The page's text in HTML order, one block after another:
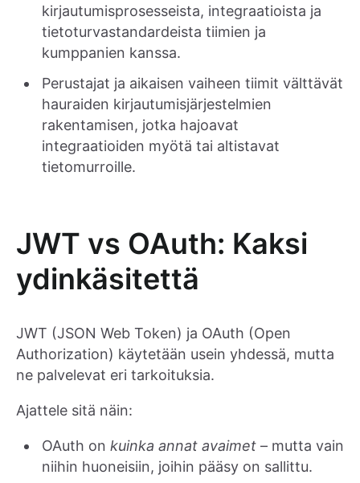
kirjautumisprosesseista, integraatioista ja
tietoturvastandardeista tiimien ja
kumppanien kanssa.
Perustajat ja aikaisen vaiheen tiimit välttävät
hauraiden kirjautumisjärjestelmien
rakentamisen, jotka hajoavat
integraatioiden myötä tai altistavat
tietomurroille.
JWT vs OAuth: Kaksi
ydinkäsitettä
JWT (JSON Web Token) ja OAuth (Open
Authorization) käytetään usein yhdessä, mutta
ne palvelevat eri tarkoituksia.
Ajattele sitä näin:
OAuth on kuinka annat avaimet – mutta vain
niihin huoneisiin, joihin pääsy on sallittu.